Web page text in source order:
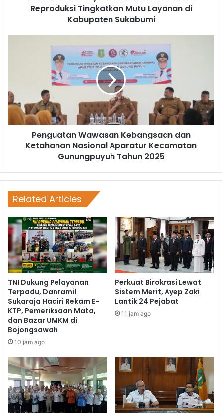
Reproduksi Tingkatkan Mutu Layanan di
Kabupaten Sukabumi
Penguatan Wawasan Kebangsaan dan
Ketahanan Nasional Aparatur Kecamatan
Gunungpuyuh Tahun 2025
Related Articles
TNI Dukung Pelayanan
Terpadu, Danramil
Sukaraja Hadiri Rekam E-
KTP, Pemeriksaan Mata,
dan Bazar UMKM di
Bojongsawah
10 jam ago
Perkuat Birokrasi Lewat
Sistem Merit, Ayep Zaki
Lantik 24 Pejabat
11 jam ago